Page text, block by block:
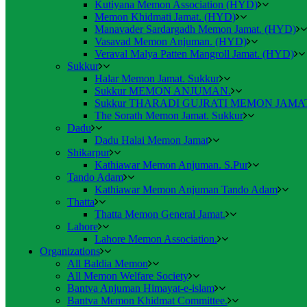
Kutiyana Memon Association (HYD)
Memon Khidmati Jamat. (HYD)
Manavader Sardargadh Memon Jamat. (HYD)
Vasavad Memon Anjuman. (HYD)
Veraval Malya Patten Mangroll Jamat. (HYD)
Sukkur
Halar Memon Jamat. Sukkur
Sukkur MEMON ANJUMAN.
Sukkur THARADI GUJRATI MEMON
The Sorath Memon Jamat. Sukkur
Dadu
Dadu Halai Memon Jamat
Shikarpur
Kathiawar Memon Anjuman. S.Pur
Tando Adam
Kathiawar Memon Anjuman Tando Adam
Thatta
Thatta Memon General Jamat.
Lahore
Lahore Memon Association.
Organizations
All Baldia Memon
All Memon Welfare Society
Bantva Anjuman Himayat-e-islam
Bantva Memon Khidmat Committee.